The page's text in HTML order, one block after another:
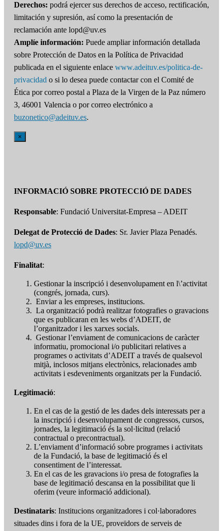
Derechos: podrá ejercer sus derechos de acceso, rectificación,
limitación y supresión, así como la presentación de
reclamación ante lopd@uv.es
Amplíe información: Puede ampliar información detallada
sobre Protección de Datos en la Política de Privacidad
publicada en el siguiente enlace www.adeituv.es/politica-de-
privacidad o si lo desea puede contactar con el Comité de
Ética por correo postal a Plaza de la Virgen de la Paz número
3, 46001 Valencia o por correo electrónico a
buzonetico@adeituv.es.
×
INFORMACIÓ SOBRE PROTECCIÓ DE DADES
Responsable: Fundació Universitat-Empresa – ADEIT
Delegat de Protecció de Dades: Sr. Javier Plaza Penadés.
lopd@uv.es
Finalitat:
Gestionar la inscripció i desenvolupament en l\’activitat
(congrés, jornada, curs).
Enviar a les empreses, institucions.
La organització podrà realitzar fotografies o gravacions
que es publicaran en les webs d’ADEIT, de
l’organitzador i les xarxes socials.
Gestionar l’enviament de comunicacions de caràcter
informatiu, promocional i/o publicitari relatives a
programes o activitats d’ADEIT a través de qualsevol
mitjà, inclosos mitjans electrònics, relacionades amb
activitats i esdeveniments organitzats per la Fundació.
Legitimació:
En el cas de la gestió de les dades dels interessats per a
la inscripció i desenvolupament de congressos, cursos,
jornades, la legitimació és la sol·licitud (relació
contractual o precontractual).
L’enviament d’informació sobre programes i activitats
de la Fundació, la base de legitimació és el
consentiment de l’interessat.
En el cas de les gravacions i/o presa de fotografies la
base de legitimació descansa en la possibilitat que li
oferim (veure informació addicional).
Destinataris: Institucions organitzadores i col·laboradores
situades dins i fora de la UE, proveïdors de serveis de